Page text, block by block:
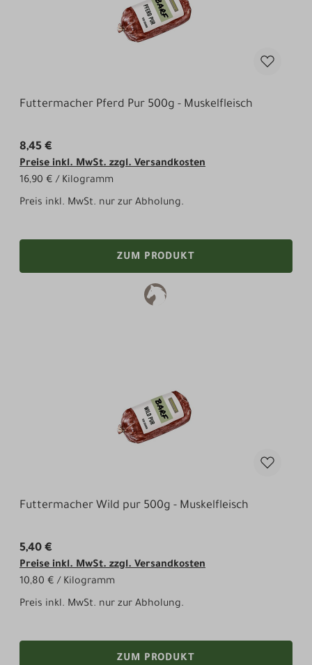
Futtermacher Pferd Pur 500g - Muskelfleisch
8,45 €
Preise inkl. MwSt. zzgl. Versandkosten
16,90 € / Kilogramm
Preis inkl. MwSt. nur zur Abholung.
ZUM PRODUKT
Futtermacher Wild pur 500g - Muskelfleisch
5,40 €
Preise inkl. MwSt. zzgl. Versandkosten
10,80 € / Kilogramm
Preis inkl. MwSt. nur zur Abholung.
ZUM PRODUKT